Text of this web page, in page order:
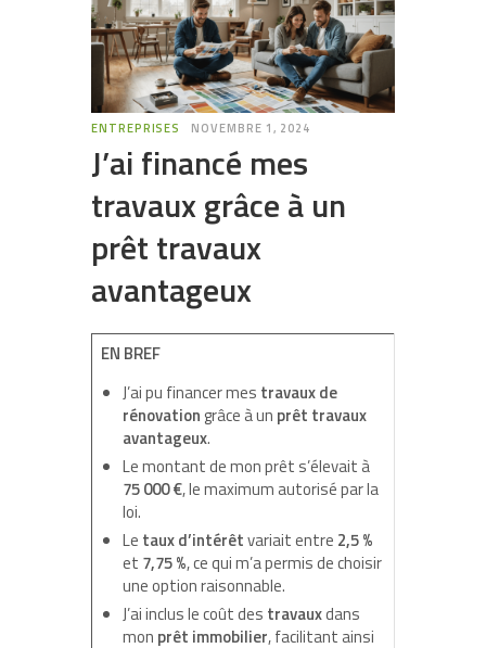
ENTREPRISES NOVEMBRE 1, 2024
J’ai financé mes
travaux grâce à un
prêt travaux
avantageux
EN BREF
J’ai pu financer mes travaux de
rénovation grâce à un prêt travaux
avantageux.
Le montant de mon prêt s’élevait à
75 000 €, le maximum autorisé par la
loi.
Le taux d’intérêtvariait entre 2,5 %
et 7,75 %, ce qui m’a permis de choisir
une option raisonnable.
J’ai inclus le coût des travauxdans
mon prêt immobilier, facilitant ainsi